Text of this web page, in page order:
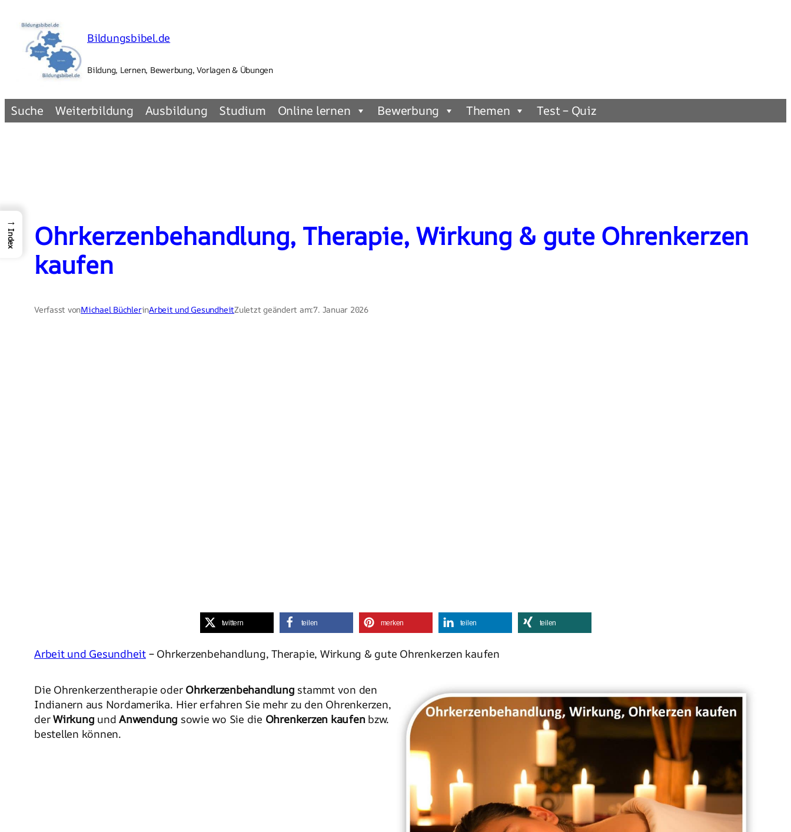
Inhalt
springen
Bildungsbibel.de
Bildung, Lernen, Bewerbung, Vorlagen & Übungen
Suche Weiterbildung Ausbildung Studium Online lernen Bewerbung Themen Test – Quiz
Ohrkerzenbehandlung, Therapie, Wirkung & gute Ohrenkerzen
kaufen
Verfasst vonMichael BüchlerinArbeit und GesundheitZuletzt geändert am:7. Januar 2026
twittern teilen merken teilen teilen
Arbeit und Gesundheit– Ohrkerzenbehandlung, Therapie, Wirkung & gute Ohrenkerzen kaufen
Die Ohrenkerzentherapie oder Ohrkerzenbehandlung stammt von den
Indianern aus Nordamerika. Hier erfahren Sie mehr zu den Ohrenkerzen,
derWirkung undAnwendung sowie wo Sie die Ohrenkerzen kaufenbzw.
bestellen können.
→
Index